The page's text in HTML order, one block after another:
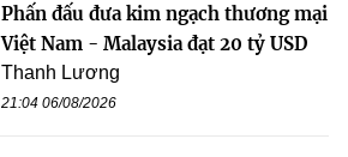
Phấn đấu đưa kim ngạch thương mại
Việt Nam - Malaysia đạt 20 tỷ USD
Thanh Lương
21:04 06/08/2026